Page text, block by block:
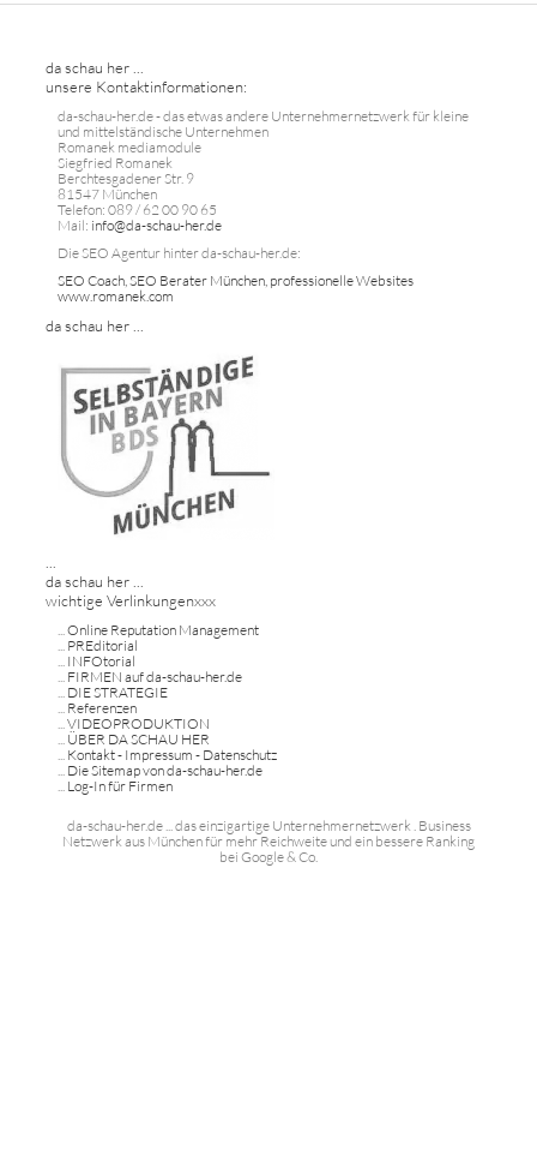
da schau her ...
unsere Kontaktinformationen:
da-schau-her.de - das etwas andere Unternehmernetzwerk für kleine
und mittelständische Unternehmen
Romanek mediamodule
Siegfried Romanek
Berchtesgadener Str. 9
81547 München
Telefon: 089 / 62 00 90 65
Mail: info@da-schau-her.de
Die SEO Agentur hinter da-schau-her.de:
SEO Coach, SEO Berater München, professionelle Websites
www.romanek.com
da schau her ...
...
da schau her ...
wichtige Verlinkungenxxx
...Online Reputation Management
... PREditorial
... INFOtorial
... FIRMEN auf da-schau-her.de
... DIE STRATEGIE
... Referenzen
...VIDEOPRODUKTION
... ÜBER DA SCHAU HER
... Kontakt - Impressum - Datenschutz
... Die Sitemap von da-schau-her.de
... Log-In für Firmen
da-schau-her.de ... das einzigartige Unternehmernetzwerk . Business
Netzwerk aus München für mehr Reichweite und ein bessere Ranking
bei Google & Co.